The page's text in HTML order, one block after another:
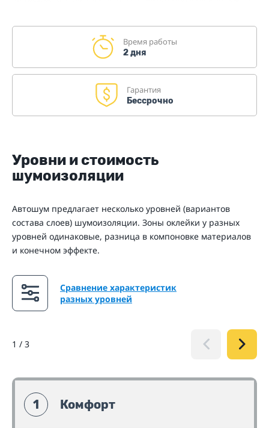
Время работы
2 дня
Гарантия
Бессрочно
Уровни и стоимость
шумоизоляции
Автошум предлагает несколько уровней (вариантов
состава слоев) шумоизоляции. Зоны оклейки у разных
уровней одинаковые, разница в компоновке материалов
и конечном эффекте.
Сравнение характеристик
разных уровней
1 / 3
1 Комфорт